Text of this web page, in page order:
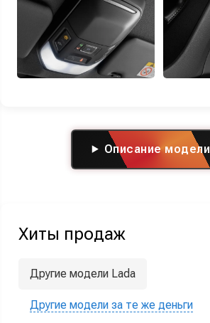
Описание модели
Хиты продаж
Другие модели Lada
Другие модели за те же деньги